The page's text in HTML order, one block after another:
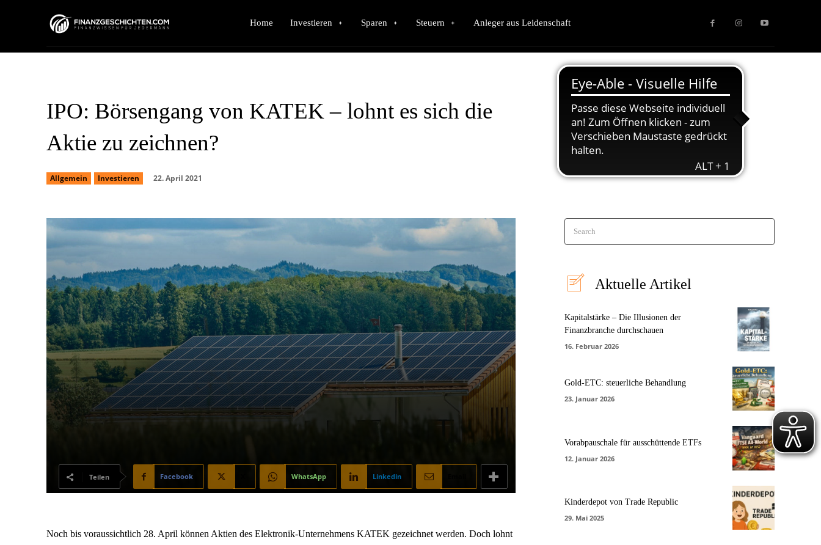
Home Investieren Sparen Steuern Anleger aus Leidenschaft
IPO: Börsengang von KATEK – lohnt es sich die
Aktie zu zeichnen?
Allgemein Investieren 22. April 2021
Teilen Facebook WhatsApp Linkedin
Noch bis voraussichtlich 28. April können Aktien des Elektronik-Unternehmens KATEK gezeichnet werden. Doch lohnt
Search
Aktuelle Artikel
Kapitalstärke – Die Illusionen der
Finanzbranche durchschauen
16. Februar 2026
Gold-ETC: steuerliche Behandlung
23. Januar 2026
Vorabpauschale für ausschüttende ETFs
12. Januar 2026
Kinderdepot von Trade Republic
29. Mai 2025